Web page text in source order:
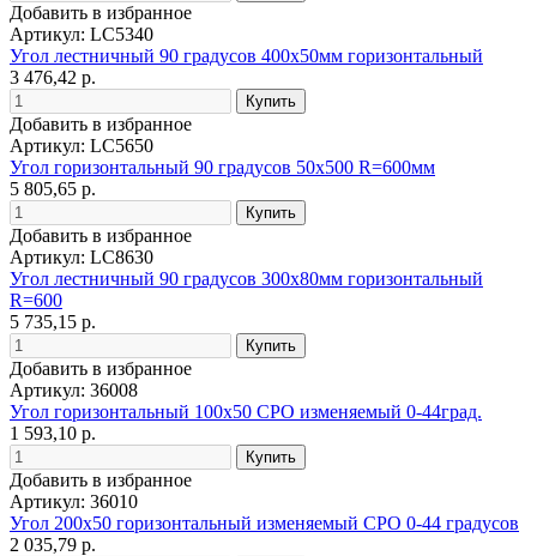
Добавить в избранное
Артикул: LC5340
Угол лестничный 90 градусов 400х50мм горизонтальный
3 476,42 р.
Добавить в избранное
Артикул: LC5650
Угол горизонтальный 90 градусов 50x500 R=600мм
5 805,65 р.
Добавить в избранное
Артикул: LC8630
Угол лестничный 90 градусов 300х80мм горизонтальный
R=600
5 735,15 р.
Добавить в избранное
Артикул: 36008
Угол горизонтальный 100х50 CPO изменяемый 0-44град.
1 593,10 р.
Добавить в избранное
Артикул: 36010
Угол 200х50 горизонтальный изменяемый СРО 0-44 градусов
2 035,79 р.